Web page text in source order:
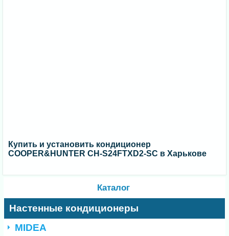
Купить и установить кондиционер
COOPER&HUNTER CH-S24FTXD2-SC в Харькове
Каталог
Настенные кондиционеры
MIDEA